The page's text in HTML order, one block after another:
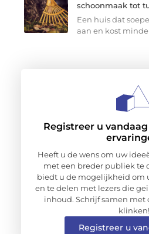
schoonmaak tot
Een huis dat
aan en kost
Registreer u
Heeft u de wens om uw
met een breder publiek te
biedt u de mogelijkheid om
en te delen met lezers die
inhoud. Schrijf samen met
klinken!
Registreer u